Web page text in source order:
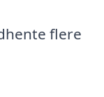
flere